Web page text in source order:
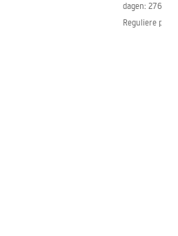
dagen: 276,00
Reguliere prijs